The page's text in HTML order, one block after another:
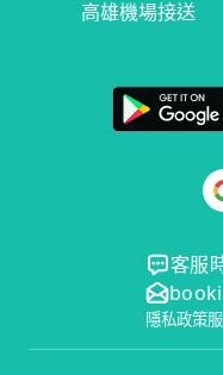
高雄機場接送
客服
隱私政策